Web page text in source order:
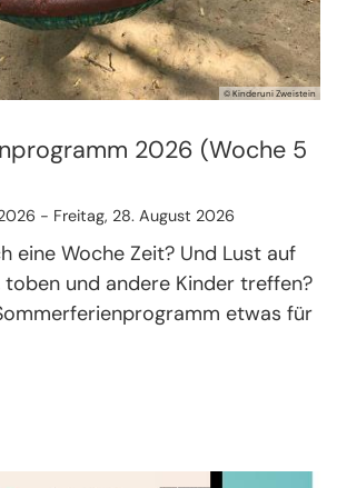
© Kinderuni Zweistein
2026 (Woche 5
- Freitag, 28. August 2026
eine Woche Zeit? Und Lust auf
toben und andere Kinder treffen?
etwas für